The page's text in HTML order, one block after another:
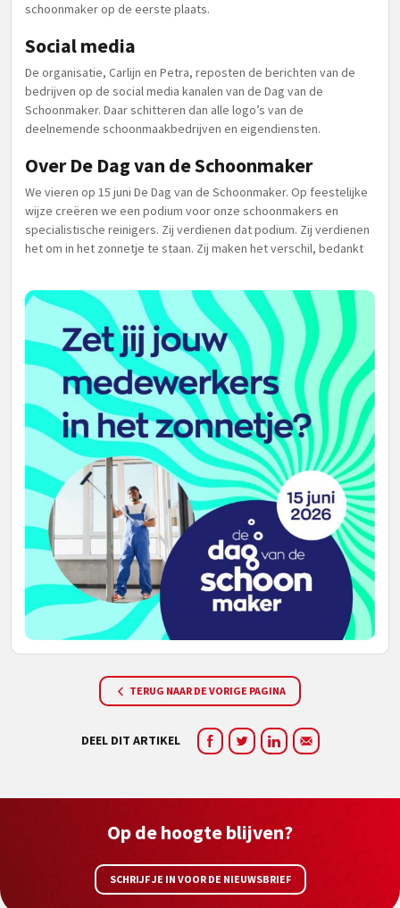
schoonmaker op de eerste plaats.
Social media
De organisatie, Carlijn en Petra, reposten de berichten van de
bedrijven op de social media kanalen van de Dag van de
Schoonmaker. Daar schitteren dan alle logo’s van de
deelnemende schoonmaakbedrijven en eigendiensten.
Over De Dag van de Schoonmaker
We vieren op 15 juni De Dag van de Schoonmaker. Op feestelijke
wijze creëren we een podium voor onze schoonmakers en
specialistische reinigers. Zij verdienen dat podium. Zij verdienen
het om in het zonnetje te staan. Zij maken het verschil, bedankt
TERUG NAAR DE VORIGE PAGINA
DEEL DIT ARTIKEL
Op de hoogte blijven?
SCHRIJF JE IN VOOR DE NIEUWSBRIEF